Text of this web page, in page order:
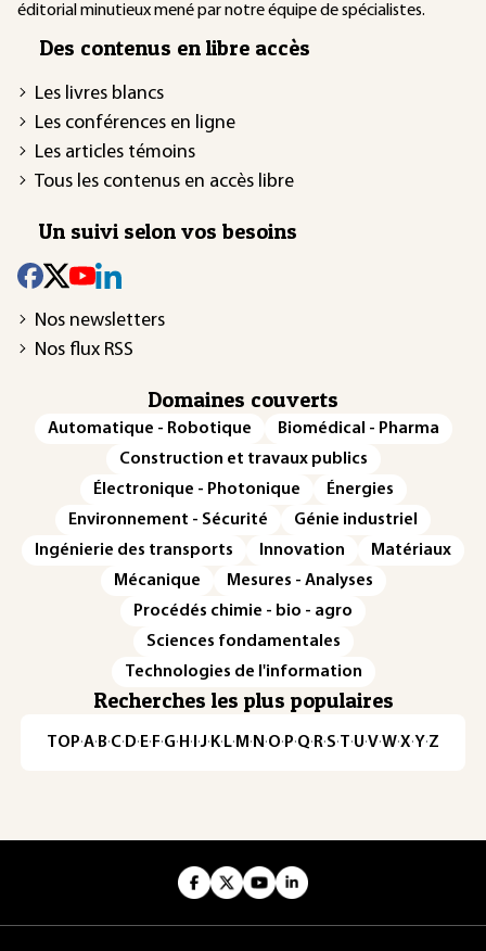
éditorial minutieux mené par notre équipe de spécialistes.
Des contenus en libre accès
Les livres blancs
Les conférences en ligne
Les articles témoins
Tous les contenus en accès libre
Un suivi selon vos besoins
Nos newsletters
Nos flux RSS
Domaines couverts
Automatique - Robotique
Biomédical - Pharma
Construction et travaux publics
Électronique - Photonique
Énergies
Environnement - Sécurité
Génie industriel
Ingénierie des transports
Innovation
Matériaux
Mécanique
Mesures - Analyses
Procédés chimie - bio - agro
Sciences fondamentales
Technologies de l'information
Recherches les plus populaires
TOP·A·B·C· D· E· F·G· H · ·J· K· L· M · N ·O· P·Q· R·S·T·U·V·W·X·Y·Z